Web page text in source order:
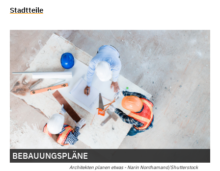
Stadtteile
Architekten planen etwas - Narin Nonthamand/Shutterstock
BEBAUUNGSPLÄNE